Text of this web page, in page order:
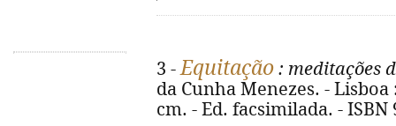
3 -Equitação : meditações
da Cunha Menezes. - Lisboa
cm. - Ed. facsimilada. - ISBN